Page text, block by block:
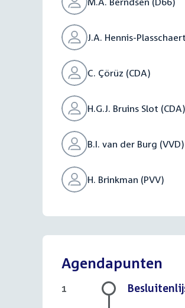
J.A. Hennis-
C. Çörüz (CDA)
H.G.J. Bruins Slot (CDA)
B.I. van der Burg (VVD)
H. Brinkman (PVV)
Agendapunten
1